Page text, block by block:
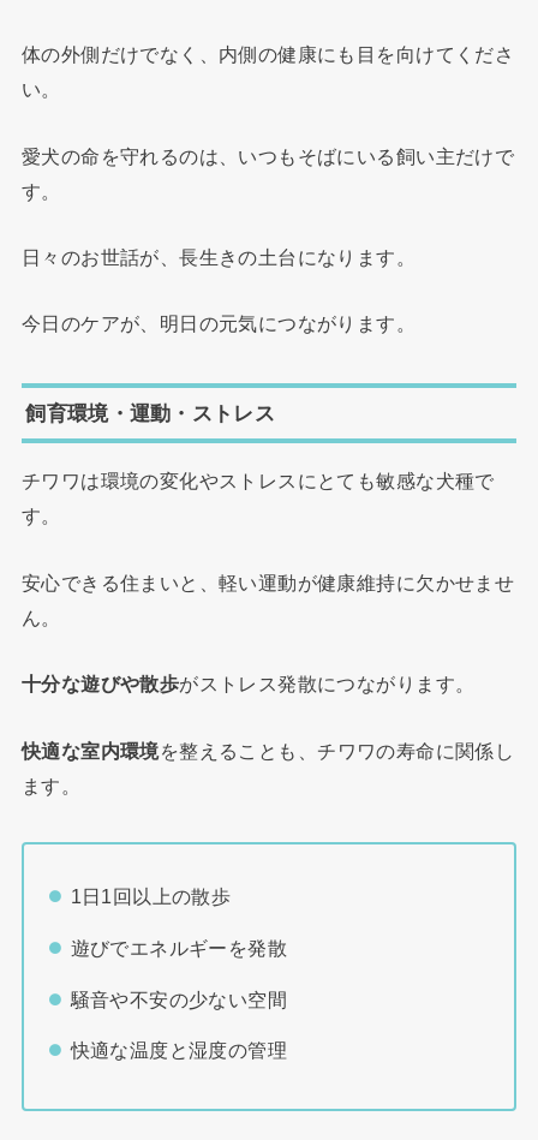
体の外側だけでなく、内側の健康にも目を向けてくださ
い。
愛犬の命を守れるのは、いつもそばにいる飼い主だけで
す。
日々のお世話が、長生きの土台になります。
今日のケアが、明日の元気につながります。
飼育環境・運動・ストレス
チワワは環境の変化やストレスにとても敏感な犬種で
す。
安心できる住まいと、軽い運動が健康維持に欠かせませ
ん。
十分な遊びや散歩がストレス発散につながります。
快適な室内環境を整えることも、チワワの寿命に関係し
ます。
1日1回以上の散歩
遊びでエネルギーを発散
騒音や不安の少ない空間
快適な温度と湿度の管理